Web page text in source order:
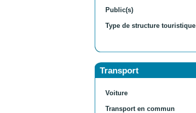
Public(s)
Type de structure touristique
Transport
Voiture
Transport en commun